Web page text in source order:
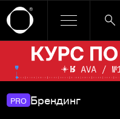
Ссылка баннера
PRO Брендинг